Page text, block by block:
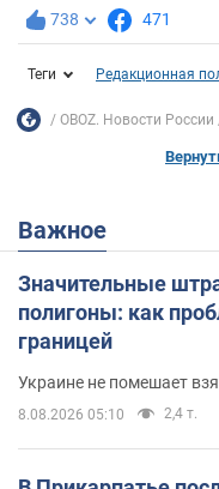
738 471
Теги Редакционная
OBOZ. Новости России
Важное
Значительные
полигоны: как
границей
Украине не помешает
8.08.2026 05:10 2,4 т.